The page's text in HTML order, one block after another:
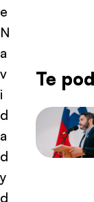
e
N
a
v
i
d
a
d
y
d
Te